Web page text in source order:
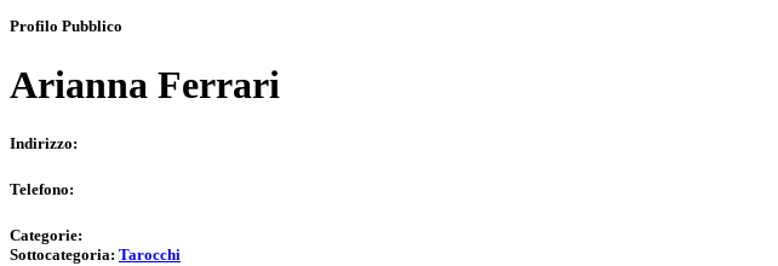
Profilo Pubblico
Arianna Ferrari
Indirizzo:
Telefono:
Categorie:
Sottocategoria: Tarocchi